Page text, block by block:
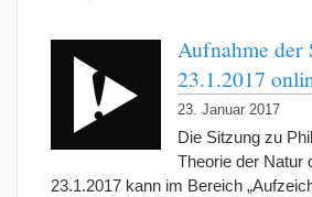
Aufnahme der
23.1.2017
23. Januar 2017
Die Sitzung zu
Theorie der Natur
23.1.2017 kann im Bereich